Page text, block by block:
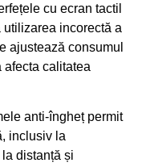
cu ecran tactil
incorectă a
ajustează consumul
afecta calitatea
anti-îngheț permit
inclusiv la
distanță și